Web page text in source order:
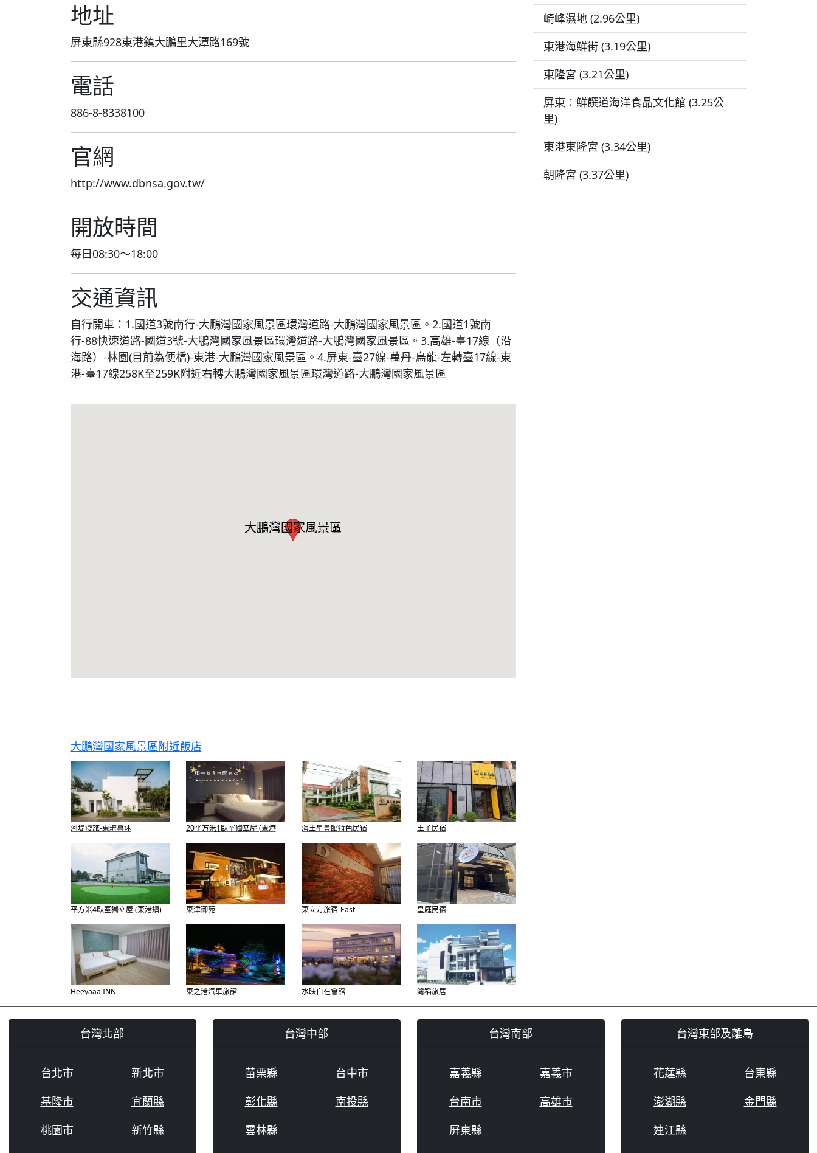
地址
屏東縣928東港鎮大鵬里大潭路169號
電話
886-8-8338100
官網
http://www.dbnsa.gov.tw/
開放時間
每日08:30～18:00
交通資訊
自行開車：1.國道3號南行-大鵬灣國家風景區環灣道路-大鵬灣國家風景區。2.國道1號南
行-88快速道路-國道3號-大鵬灣國家風景區環灣道路-大鵬灣國家風景區。3.高雄-臺17線（沿
海路）-林園(目前為便橋)-東港-大鵬灣國家風景區。4.屏東-臺27線-萬丹-烏龍-左轉臺17線-東
港-臺17線258K至259K附近右轉大鵬灣國家風景區環灣道路-大鵬灣國家風景區
大鵬灣國家風景區
大鵬灣國家風景區附近飯店
河堤漫旅-東琉暮沐 20平方米1臥室獨立屋 (東港
鎮) - 有1間私人浴室
海王星會館特色民宿 王子民宿
平方米4臥室獨立屋 (東港鎮) -
有3間私人浴室
東津御苑 東立方旅宿-East 皇庭民宿
Heeyaaa INN 東之港汽車旅館 水映自在會館 灣稻旅居
崎峰濕地 (2.96公里)
東港海鮮街 (3.19公里)
東隆宮 (3.21公里)
屏東：鮮饌道海洋食品文化館 (3.25公
里)
東港東隆宮 (3.34公里)
朝隆宮 (3.37公里)
台灣北部
台北市
新北市
基隆市
宜蘭縣
桃園市
新竹縣
台灣中部
苗栗縣
台中市
彰化縣
南投縣
雲林縣
台灣南部
嘉義縣
嘉義市
台南市
高雄市
屏東縣
台灣東部及離島
花蓮縣
台東縣
澎湖縣
金門縣
連江縣